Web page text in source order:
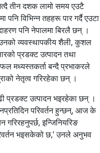
तीन दशक लामो समय एउटै
पनि विभिन्न तहहरू पार गर्दै एउटा
पनि नेपालमा बिरलै छन् ।
व्यवस्थापकीय शैली, कुशल
प्रडक्ट उत्पादन तथा
मध्यस्तकर्ता बन्दै प्रभाकरले
नेतृत्व गरिरहेका छन् ।
प्रडक्ट उत्पादन भइरहेका छन् ।
परिवर्तन हुन्छन्, आज के
इन्जिनियरिङ
भइसकेको छ,’ उनले अनुभव